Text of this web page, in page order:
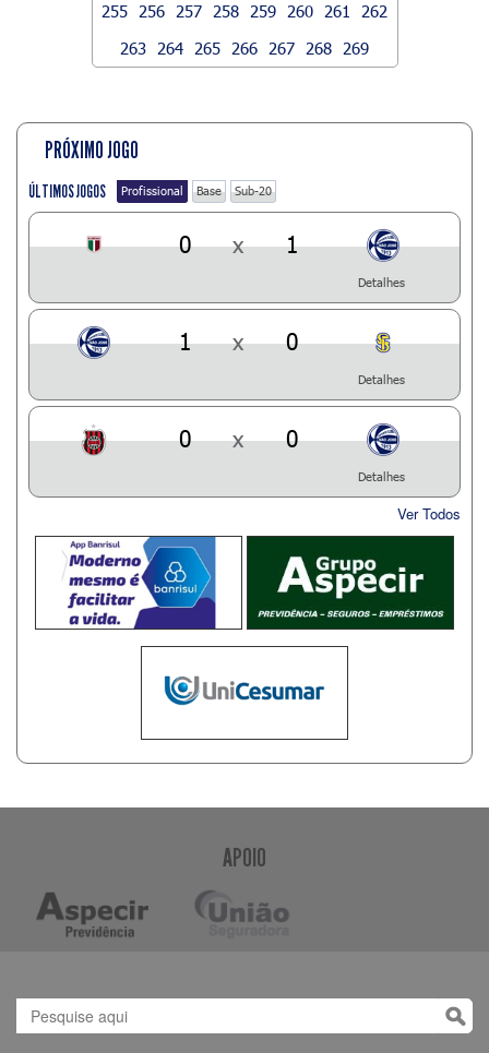
255
256 257 258 259 260 261
262
263
264 265 266 267 268 269
PRÓXIMO JOGO
ÚLTIMOS JOGOS Profissional Base Sub-20
0 x 1
Detalhes
1 x 0
Detalhes
0 x 0
Detalhes
Ver Todos
APOIO